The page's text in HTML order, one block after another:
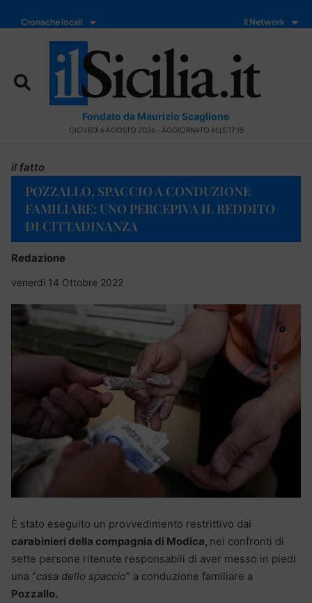
Cronache locali Il Network
Fondato da Maurizio Scaglione
GIOVEDÌ 6 AGOSTO 2026 - AGGIORNATO ALLE 17:15
il fatto
POZZALLO, SPACCIO A CONDUZIONE
FAMILIARE: UNO PERCEPIVA IL REDDITO
DI CITTADINANZA
Redazione
venerdì 14 Ottobre 2022
È stato eseguito un provvedimento restrittivo dai
carabinieri della compagnia di Modica, nei confronti di
sette persone ritenute responsabili di aver messo in piedi
una “casa dello spaccio” a conduzione familiare a
Pozzallo.